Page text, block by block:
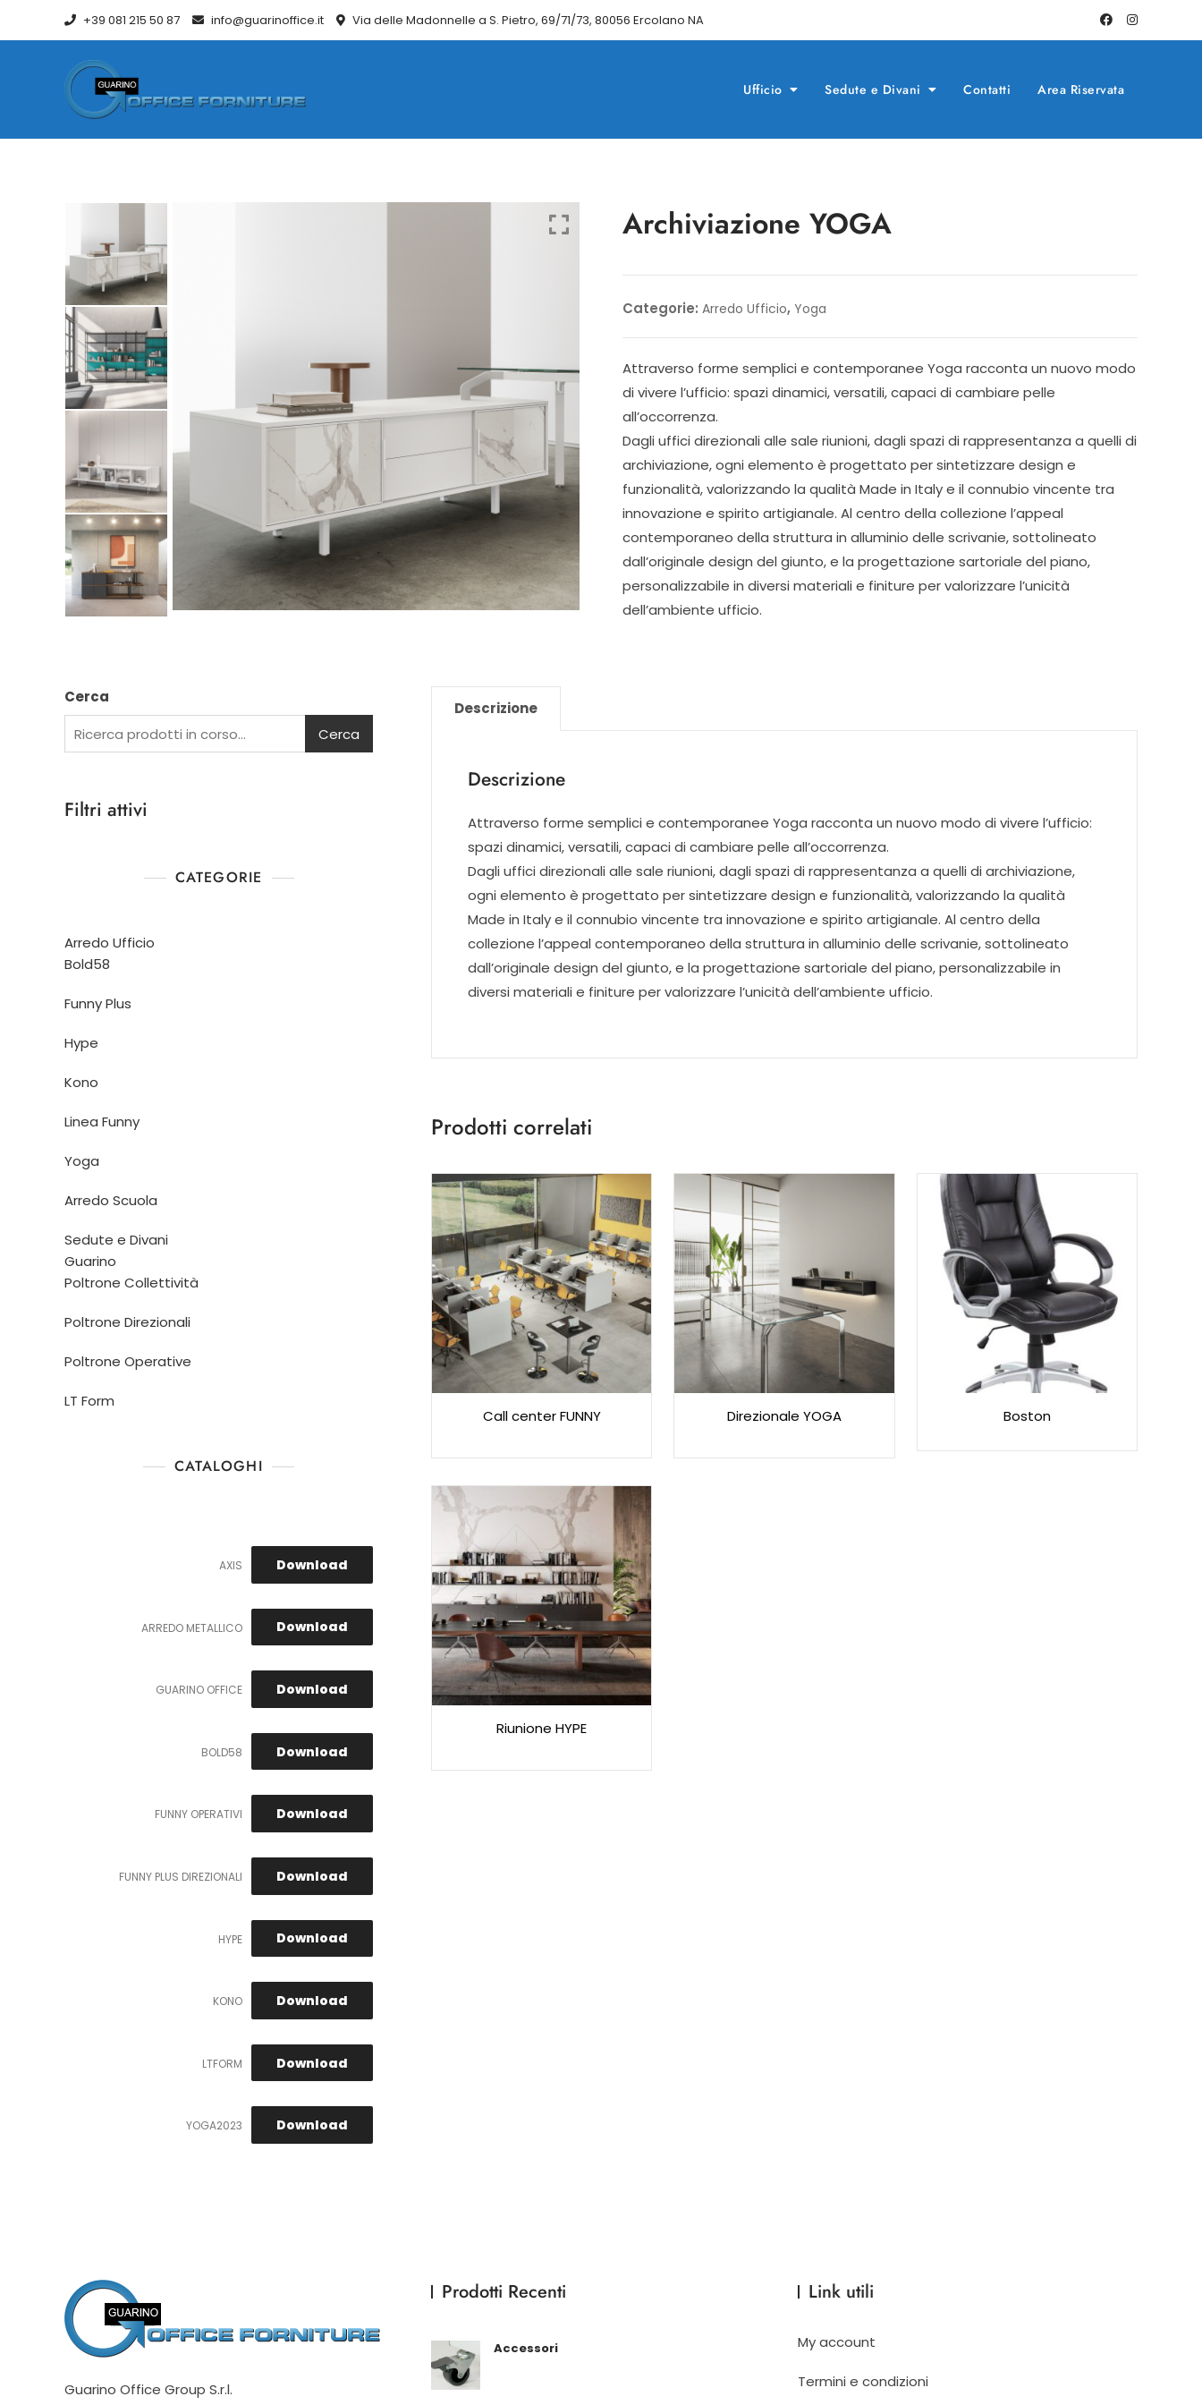
+39 081 215 50 87 info@guarinoffice.it Via delle Madonnelle a S. Pietro, 69/71/73, 80056 Ercolano NA
Ufficio Sedute e Divani Contatti Area Riservata
Archiviazione YOGA
Categorie: Arredo Ufficio, Yoga
Attraverso forme semplici e contemporanee Yoga racconta un nuovo modo
di vivere l’ufficio: spazi dinamici, versatili, capaci di cambiare pelle
all’occorrenza.
Dagli uffici direzionali alle sale riunioni, dagli spazi di rappresentanza a quelli di
archiviazione, ogni elemento è progettato per sintetizzare design e
funzionalità, valorizzando la qualità Made in Italy e il connubio vincente tra
innovazione e spirito artigianale. Al centro della collezione l’appeal
contemporaneo della struttura in alluminio delle scrivanie, sottolineato
dall’originale design del giunto, e la progettazione sartoriale del piano,
personalizzabile in diversi materiali e finiture per valorizzare l’unicità
dell’ambiente ufficio.
Cerca
Cerca
Filtri attivi
CATEGORIE
Arredo Ufficio
Bold58
Funny Plus
Hype
Kono
Linea Funny
Yoga
Arredo Scuola
Sedute e Divani
Guarino
Poltrone Collettività
Poltrone Direzionali
Poltrone Operative
LT Form
CATALOGHI
AXIS Download
ARREDO METALLICO Download
GUARINO OFFICE Download
BOLD58 Download
FUNNY OPERATIVI Download
FUNNY PLUS DIREZIONALI Download
HYPE Download
KONO Download
LTFORM Download
YOGA2023 Download
Descrizione
Descrizione
Attraverso forme semplici e contemporanee Yoga racconta un nuovo modo di vivere l’ufficio:
spazi dinamici, versatili, capaci di cambiare pelle all’occorrenza.
Dagli uffici direzionali alle sale riunioni, dagli spazi di rappresentanza a quelli di archiviazione,
ogni elemento è progettato per sintetizzare design e funzionalità, valorizzando la qualità
Made in Italy e il connubio vincente tra innovazione e spirito artigianale. Al centro della
collezione l’appeal contemporaneo della struttura in alluminio delle scrivanie, sottolineato
dall’originale design del giunto, e la progettazione sartoriale del piano, personalizzabile in
diversi materiali e finiture per valorizzare l’unicità dell’ambiente ufficio.
Prodotti correlati
Call center FUNNY Direzionale YOGA Boston
Riunione HYPE
Guarino Office Group S.r.l.
Prodotti Recenti
Accessori
Link utili
My account
Termini e condizioni